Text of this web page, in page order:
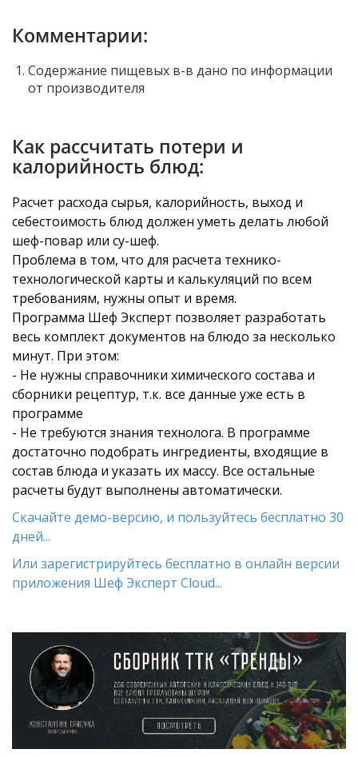
Комментарии:
Содержание пищевых в-в дано по информации
от производителя
Как рассчитать потери и
калорийность блюд:
Расчет расхода сырья, калорийность, выход и
себестоимость блюд должен уметь делать любой
шеф-повар или су-шеф.
Проблема в том, что для расчета технико-
технологической карты и калькуляций по всем
требованиям, нужны опыт и время.
Программа Шеф Эксперт позволяет разработать
весь комплект документов на блюдо за несколько
минут. При этом:
- Не нужны справочники химического состава и
сборники рецептур, т.к. все данные уже есть в
программе
- Не требуются знания технолога. В программе
достаточно подобрать ингредиенты, входящие в
состав блюда и указать их массу. Все остальные
расчеты будут выполнены автоматически.
Скачайте демо-версию, и пользуйтесь бесплатно 30
дней...
Или зарегистрируйтесь бесплатно в онлайн версии
приложения Шеф Эксперт Cloud...